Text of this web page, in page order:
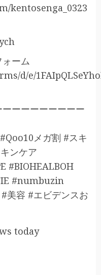
kentosenga_0323
ーム
d/e/
ーーーーーーーー
メガ割 #スキ
ンケア
#BIOHEALBOH
#numbuzin
美容 #エビデンスお
today